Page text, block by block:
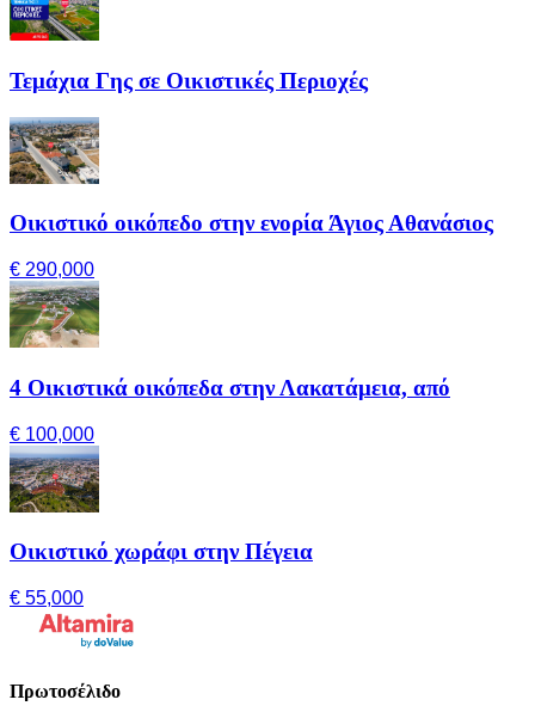
Τεμάχια Γης σε Οικιστικές Περιοχές
Οικιστικό οικόπεδο στην ενορία Άγιος Αθανάσιος
€ 290,000
4 Οικιστικά οικόπεδα στην Λακατάμεια, από
€ 100,000
Οικιστικό χωράφι στην Πέγεια
€ 55,000
Πρωτοσέλιδο